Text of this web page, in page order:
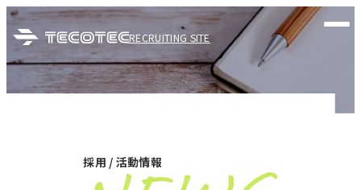
RECRUITING SITE
採用 / 活動情報